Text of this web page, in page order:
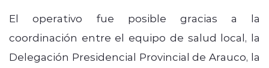
El operativo fue posible gracias a la
coordinación entre el equipo de salud local, la
Delegación Presidencial Provincial de Arauco, la